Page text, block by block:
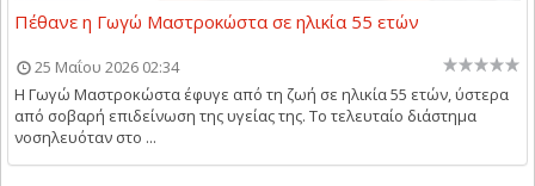
Πέθανε η Γωγώ Μαστροκώστα σε ηλικία 55 ετών
25 Μαΐου 2026 02:34
Η Γωγώ Μαστροκώστα έφυγε από τη ζωή σε ηλικία 55 ετών, ύστερα
από σοβαρή επιδείνωση της υγείας της. Το τελευταίο διάστημα
νοσηλευόταν στο ...